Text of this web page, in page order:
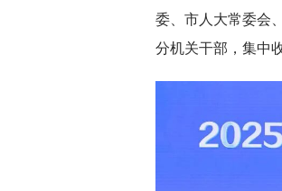
委、市人大常委会
分机关干部，集中